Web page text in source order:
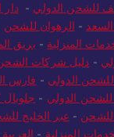
للشحن الدولي -دار
- الرهوان للشحن
المنزلية - بريق
- دليل شركات
للشحن الدولي - فارس
الدولي - جلوبال
للشحن - عبر الخليج
المنزلية -